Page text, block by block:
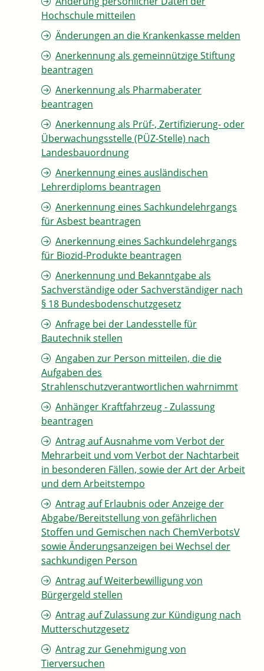
Hochschule mitteilen
Änderungen an die Krankenkasse melden
Anerkennung als gemeinnützige Stiftung
beantragen
Anerkennung als Pharmaberater
beantragen
Anerkennung als Prüf-, Zertifizierung- oder
Überwachungsstelle (PÜZ-Stelle) nach
Landesbauordnung
Anerkennung eines ausländischen
Lehrerdiploms beantragen
Anerkennung eines Sachkundelehrgangs
für Asbest beantragen
Anerkennung eines Sachkundelehrgangs
für Biozid-Produkte beantragen
Anerkennung und Bekanntgabe als
Sachverständige oder Sachverständiger nach
§ 18 Bundesbodenschutzgesetz
Anfrage bei der Landesstelle für
Bautechnik stellen
Angaben zur Person mitteilen, die die
Aufgaben des
Strahlenschutzverantwortlichen wahrnimmt
Anhänger Kraftfahrzeug - Zulassung
beantragen
Antrag auf Ausnahme vom Verbot der
Mehrarbeit und vom Verbot der Nachtarbeit
in besonderen Fällen, sowie der Art der Arbeit
und dem Arbeitstempo
Antrag auf Erlaubnis oder Anzeige der
Abgabe/Bereitstellung von gefährlichen
Stoffen und Gemischen nach ChemVerbotsV
sowie Änderungsanzeigen bei Wechsel der
sachkundigen Person
Antrag auf Weiterbewilligung von
Bürgergeld stellen
Antrag auf Zulassung zur Kündigung nach
Mutterschutzgesetz
Antrag zur Genehmigung von
Tierversuchen